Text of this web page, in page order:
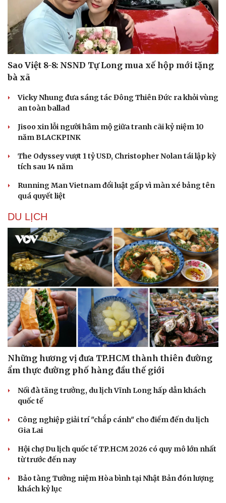
Sân khấu - Điện ảnh
Âm nhạc
Di sản
Sao Việt
Sao Việt 8-8: NSND Tự Long mua xế hộp mới tặng
bà xã
Vicky Nhung đưa sáng tác Đông Thiên Đức ra khỏi vùng
an toàn ballad
Jisoo xin lỗi người hâm mộ giữa tranh cãi kỷ niệm 10
năm BLACKPINK
The Odyssey vượt 1 tỷ USD, Christopher Nolan tái lập kỳ
tích sau 14 năm
Running Man Vietnam đổi luật gấp vì màn xé bảng tên
quá quyết liệt
DU LỊCH
Những hương vị đưa TP.HCM thành thiên đường
ẩm thực đường phố hàng đầu thế giới
Nối đà tăng trưởng, du lịch Vĩnh Long hấp dẫn khách
quốc tế
Công nghiệp giải trí "chắp cánh" cho điểm đến du lịch
Gia Lai
Hội chợ Du lịch quốc tế TP.HCM 2026 có quy mô lớn nhất
từ trước đến nay
Bảo tàng Tưởng niệm Hòa bình tại Nhật Bản đón lượng
khách kỷ lục